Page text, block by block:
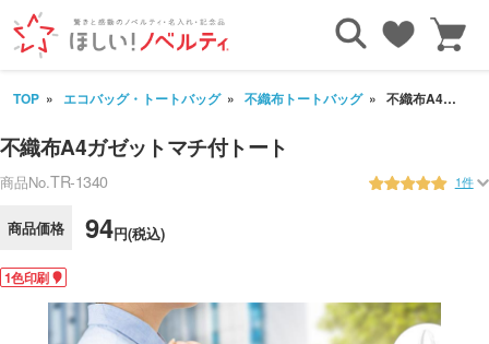
TOP エコバッグ・トートバッグ 不織布トートバッグ 不織布A4ガゼットマチ付トート
不織布A4ガゼットマチ付トート
商品No.TR-1340 1件
商品価格 94円(税込)
1色印刷